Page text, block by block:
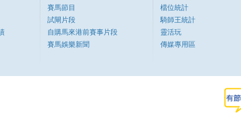
賽馬節目
試閘片段
自購馬來港前賽事片段
賽馬娛樂新聞
檔位統計
騎師王統計
靈活玩
傳媒專用區